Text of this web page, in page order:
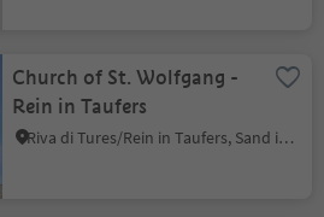
Church of St. Wolfgang -
Rein in Taufers
Riva di Tures/Rein in Taufers, Sand in Taufers/Campo Tures, Ahrntal/Valle Aurina